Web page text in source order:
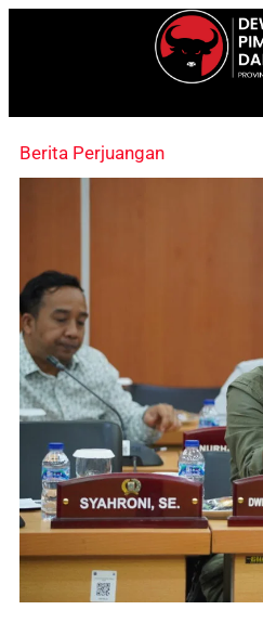
Berita Perjuangan